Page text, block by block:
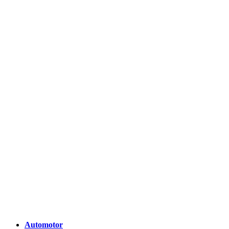
Automotor